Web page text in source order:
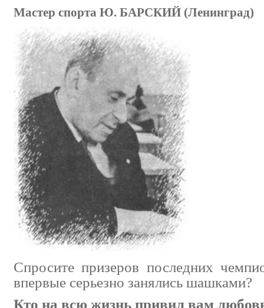
Мастер спорта Ю. БАРСКИЙ (Ленинград)
Спросите призеров последних
впервые серьезно занялись шашками?
Кто на всю жизнь привил вам